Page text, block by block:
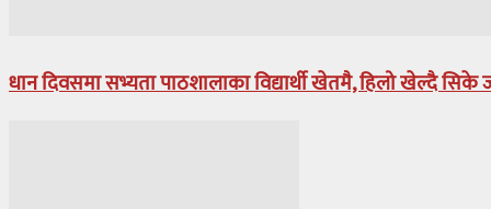
धान दिवसमा सभ्यता पाठशालाका विद्यार्थी खेतमै, हिलो खेल्दै सिके